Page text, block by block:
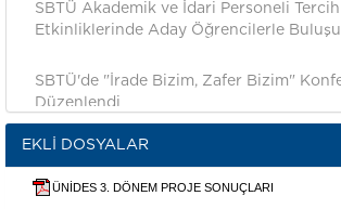
SBTÜ Akademik ve İdari Personeli Tercih
Etkinliklerinde Aday Öğrencilerle
SBTÜ'de "İrade Bizim, Zafer Bizim"
Düzenlendi
SBTÜ İlk Lisans ve Ön Lisans
Törenle Uğurladı
EKLI DOSYALAR
ÜNİDES 3. DÖNEM PROJE SONUÇLARI